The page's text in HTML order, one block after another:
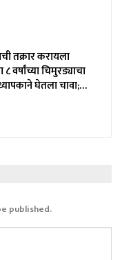
तक्रार करायला
वर्षांच्या चिमुरड्याचा
घेतला चावा;…
published.